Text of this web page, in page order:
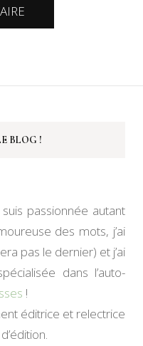
BLOG !
suis passionnée autant
des mots, j’ai
pas le dernier) et j’ai
dans l’auto-
!
éditrice et relectrice